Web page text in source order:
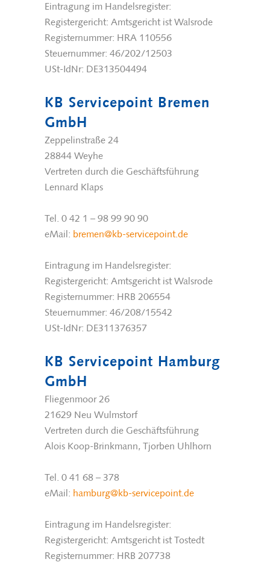
Eintragung im Handelsregister:
Registergericht: Amtsgericht ist Walsrode
Registernummer: HRA 110556
Steuernummer: 46/202/12503
USt-IdNr: DE313504494
KB Servicepoint Bremen
GmbH
Zeppelinstraße 24
28844 Weyhe
Vertreten durch die Geschäftsführung
Lennard Klaps
Tel. 0 42 1 – 98 99 90 90
eMail: bremen@kb-servicepoint.de
Eintragung im Handelsregister:
Registergericht: Amtsgericht ist Walsrode
Registernummer: HRB 206554
Steuernummer: 46/208/15542
USt-IdNr: DE311376357
KB Servicepoint Hamburg
GmbH
Fliegenmoor 26
21629 Neu Wulmstorf
Vertreten durch die Geschäftsführung
Alois Koop-Brinkmann, Tjorben Uhlhorn
Tel. 0 41 68 – 378
eMail: hamburg@kb-servicepoint.de
Eintragung im Handelsregister:
Registergericht: Amtsgericht ist Tostedt
Registernummer: HRB 207738